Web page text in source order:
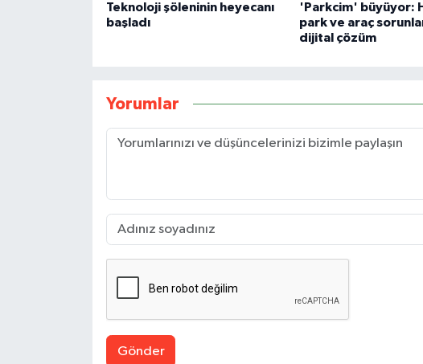
Teknoloji şöleninin heyecanı
başladı
'Parkcim' büyüyor:
park ve araç
dijital çözüm
Yorumlar
Gönder